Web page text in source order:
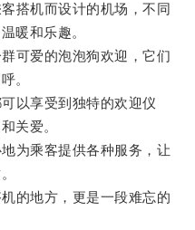
机而设计的机场，不同
暖和乐趣。
爱的泡泡狗欢迎，它们
。
以享受到独特的欢迎仪
关爱。
乘客提供各种服务，让
地方，更是一段难忘的